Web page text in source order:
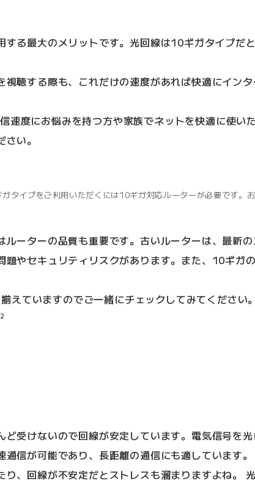
する最大のメリットです。光回線は10ギガタイプだ
聴する際も、これだけの速度があれば快適にインタ
速度にお悩みを持つ方や家族でネットを快適に使い
い。
タイプをご利用いただくには10ギガ対応ルーターが必要です。
ーターの品質も重要です。古いルーターは、最新
題やセキュリティリスクがあります。また、10ギガ
えていますのでご一緒にチェックしてみてください
ど受けないので回線が安定しています。電気信号を
信が可能であり、長距離の通信にも適しています
、回線が不安定だとストレスも溜まりますよね。